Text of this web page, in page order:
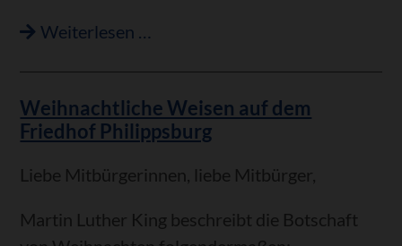
Weiterlesen …
Bürgermeister
Stefan
Martus
der
Weihnachtliche Weisen auf dem
Friedhof Philippsburg
Liebe Mitbürgerinnen, liebe Mitbürger,
Martin Luther King beschreibt die Botschaft